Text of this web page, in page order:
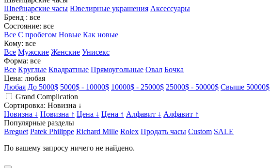
Швейцарские часы Ювелирные украшения Аксессуары
Бренд : все
Состояние: все
Все С пробегом Новые Как новые
Кому: все
Все Мужские Женские Унисекс
Форма: все
Все Круглые Квадратные Прямоугольные Овал Бочка
Цена: любая
Любая До 5000$ 5000$ - 10000$ 10000$ - 25000$ 25000$ - 50000$ Свыше 50000$
Grand Complication
Сортировка: Новизна ↓
Новизна ↓ Новизна ↑ Цена ↓ Цена ↑ Алфавит ↓ Алфавит ↑
Популярные разделы
Breguet Patek Philippe Richard Mille Rolex Продать часы Custom SALE
По вашему запросу ничего не найдено.